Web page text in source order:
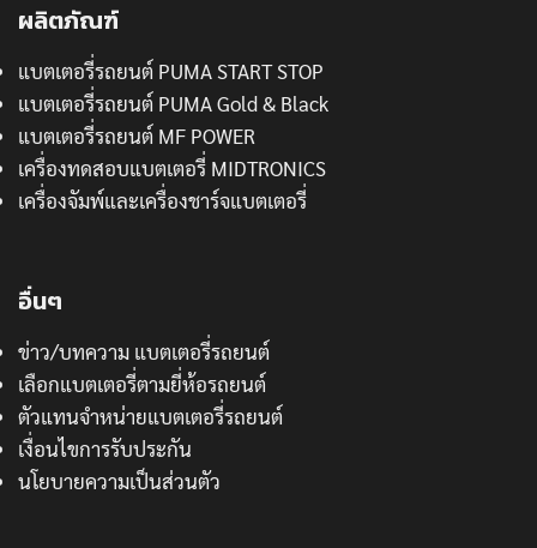
ผลิตภัณฑ์
แบตเตอรี่รถยนต์ PUMA START STOP
แบตเตอรี่รถยนต์ PUMA Gold & Black
แบตเตอรี่รถยนต์ MF POWER
เครื่องทดสอบแบตเตอรี่ MIDTRONICS
เครื่องจัมพ์และเครื่องชาร์จแบตเตอรี่
อื่นๆ
ข่าว/บทความ แบตเตอรี่รถยนต์
เลือกแบตเตอรี่ตามยี่ห้อรถยนต์
ตัวแทนจำหน่ายแบตเตอรี่รถยนต์
เงื่อนไขการรับประกัน
นโยบายความเป็นส่วนตัว